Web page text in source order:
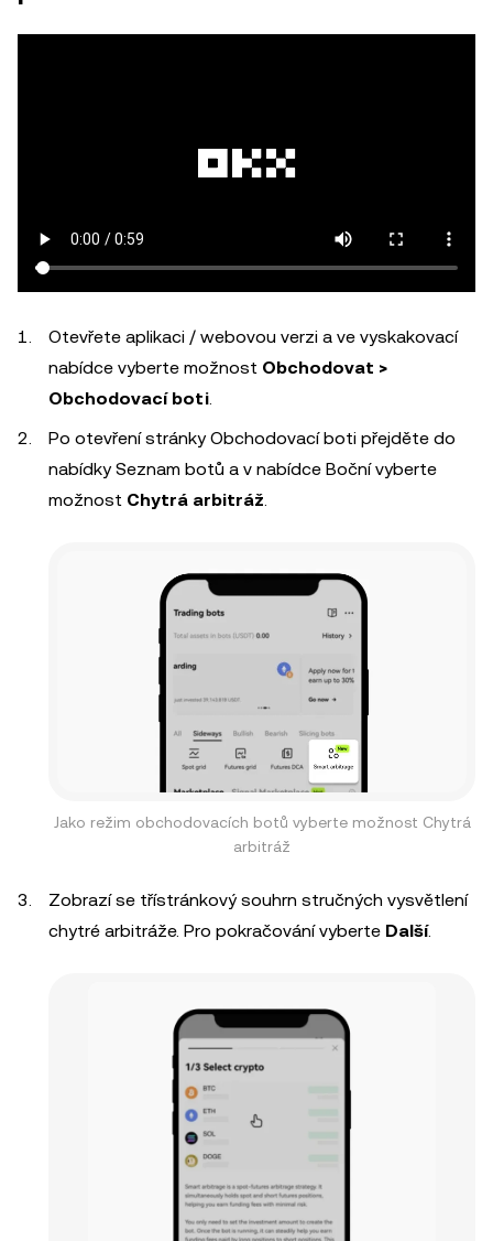
Otevřete aplikaci / webovou verzi a ve vyskakovací
nabídce vyberte možnost Obchodovat >
Obchodovací boti.
Po otevření stránky Obchodovací boti přejděte do
nabídky Seznam botů a v nabídce Boční vyberte
možnost Chytrá arbitráž.
Jako režim obchodovacích botů vyberte možnost Chytrá
arbitráž
Zobrazí se třístránkový souhrn stručných vysvětlení
chytré arbitráže. Pro pokračování vyberte Další.